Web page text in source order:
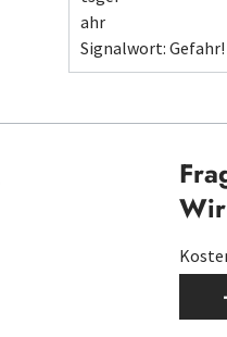
Signalwort: Gefahr!